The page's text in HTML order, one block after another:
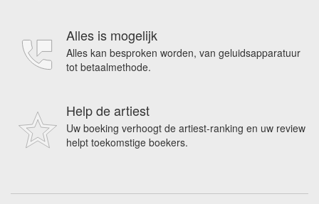
Alles is mogelijk
Alles kan besproken worden, van geluidsapparatuur
tot betaalmethode.
Help de artiest
Uw boeking verhoogt de artiest-ranking en uw review
helpt toekomstige boekers.